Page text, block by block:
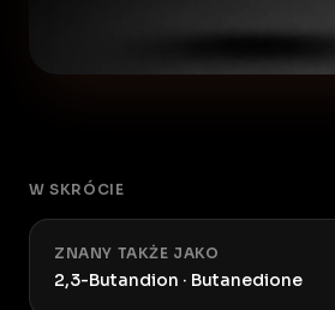
W SKRÓCIE
ZNANY TAKŻE JAKO
2,3-Butandion · Butanedione